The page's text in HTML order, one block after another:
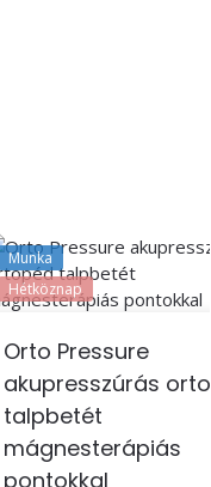
Munka
Hétköznap
Orto Pressure
akupresszúrás
talpbetét
mágnesterápiás
pontokkal